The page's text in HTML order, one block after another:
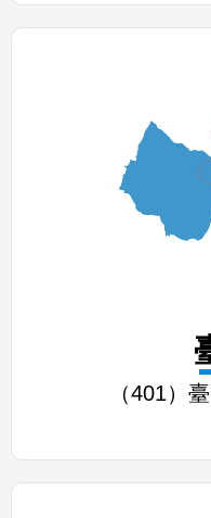
（401）